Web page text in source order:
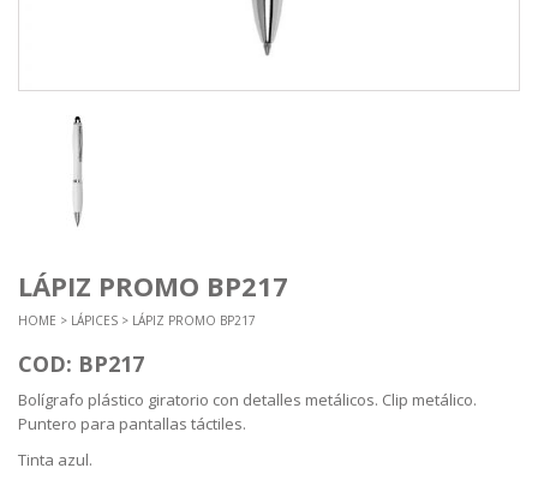
LÁPIZ PROMO BP217
HOME > LÁPICES > LÁPIZ PROMO BP217
COD: BP217
Bolígrafo plástico giratorio con detalles metálicos. Clip metálico.
Puntero para pantallas táctiles.
Tinta azul.